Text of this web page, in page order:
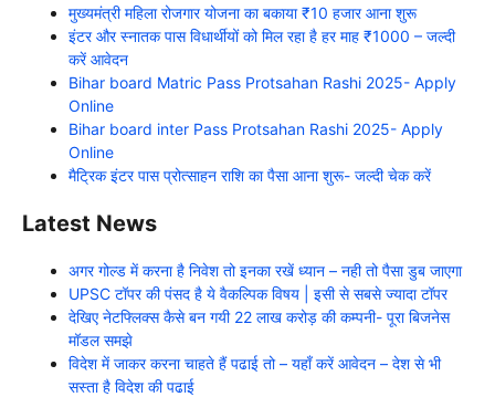
मुख्यमंत्री महिला रोजगार योजना का बकाया ₹10 हजार आना शुरू
इंटर और स्नातक पास विधार्थीयों को मिल रहा है हर माह ₹1000 – जल्दी
करें आवेदन
Bihar board Matric Pass Protsahan Rashi 2025- Apply
Online
Bihar board inter Pass Protsahan Rashi 2025- Apply
Online
मैट्रिक इंटर पास प्रोत्साहन राशि का पैसा आना शुरू- जल्दी चेक करें
Latest News
अगर गोल्ड में करना है निवेश तो इनका रखें ध्यान – नही तो पैसा डुब जाएगा
UPSC टॉपर की पंसद है ये वैकल्पिक विषय | इसी से सबसे ज्यादा टॉपर
देखिए नेटफ्लिक्स कैसे बन गयी 22 लाख करोड़ की कम्पनी- पूरा बिजनेस
मॉडल समझे
विदेश में जाकर करना चाहते हैं पढाई तो – यहाँ करें आवेदन – देश से भी
सस्ता है विदेश की पढाई